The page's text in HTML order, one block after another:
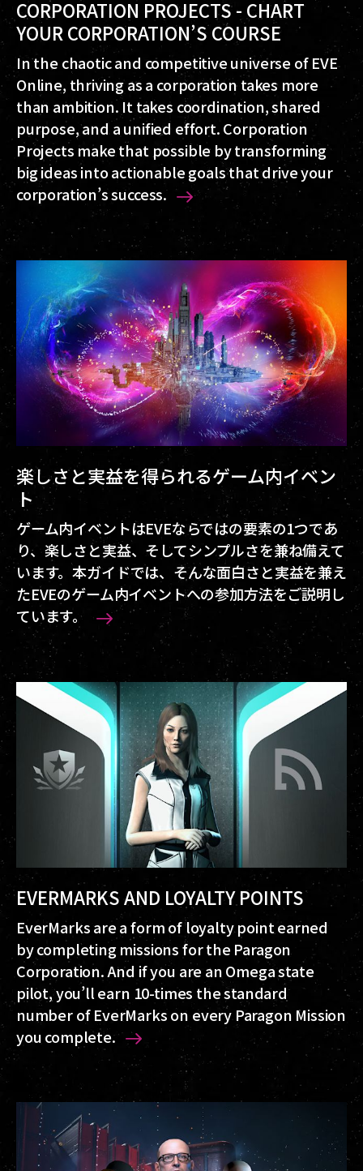
CORPORATION PROJECTS - CHART
YOUR CORPORATION’S COURSE
In the chaotic and competitive universe of EVE
Online, thriving as a corporation takes more
than ambition. It takes coordination, shared
purpose, and a unified effort. Corporation
Projects make that possible by transforming
big ideas into actionable goals that drive your
corporation’s success.
楽しさと実益を得られるゲーム内イベン
ト
ゲーム内イベントはEVEならではの要素の1つであ
り、楽しさと実益、そしてシンプルさを兼ね備えて
います。本ガイドでは、そんな面白さと実益を兼え
たEVEのゲーム内イベントへの参加方法をご説明し
ています。
EVERMARKS AND LOYALTY POINTS
EverMarks are a form of loyalty point earned
by completing missions for the Paragon
Corporation. And if you are an Omega state
pilot, you’ll earn 10-times the standard
number of EverMarks on every Paragon Mission
you complete.